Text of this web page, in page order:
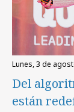
lunes, 3 de
Del
están